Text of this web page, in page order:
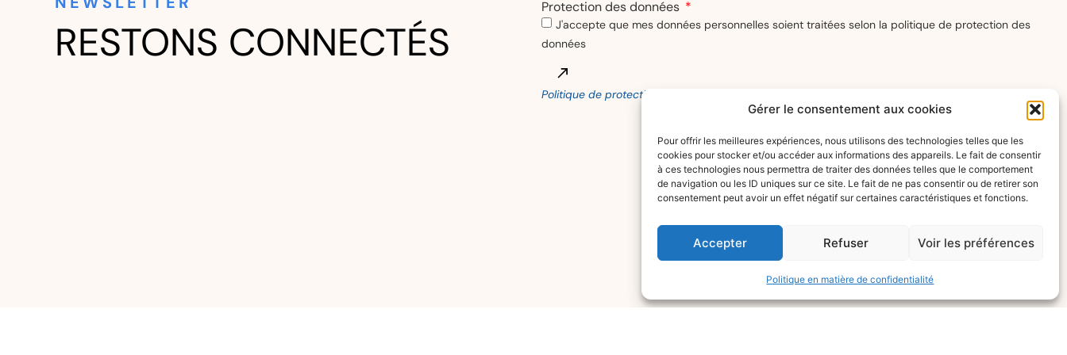
Gérer le consentement aux cookies
Pour offrir les meilleures expériences, nous utilisons des technologies telles que les
cookies pour stocker et/ou accéder aux informations des appareils. Le fait de consentir
à ces technologies nous permettra de traiter des données telles que le comportement
de navigation ou les ID uniques sur ce site. Le fait de ne pas consentir ou de retirer son
consentement peut avoir un effet négatif sur certaines caractéristiques et fonctions.
Accepter Refuser Voir les préférences
Politique en matière de confidentialité
Protection des données
J'accepte que mes données personnelles soient traitées selon la politique de protection des
Politique de protection des données